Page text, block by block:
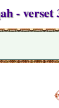
- verset